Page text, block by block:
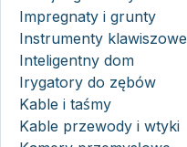
Impregnaty i grunty
Instrumenty klawiszowe
Inteligentny dom
Irygatory do zębów
Kable i taśmy
Kable przewody i wtyki